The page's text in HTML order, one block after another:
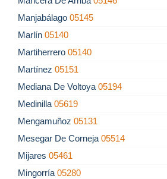
Manjabálago 05145
Marlín 05140
Martiherrero 05140
Martínez 05151
Mediana De Voltoya 05194
Medinilla 05619
Mengamuñoz 05131
Mesegar De Corneja 05514
Mijares 05461
Mingorría 05280